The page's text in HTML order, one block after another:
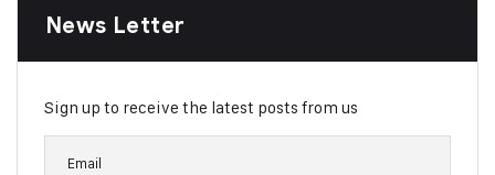
News Letter
Sign up to receive the latest posts from us